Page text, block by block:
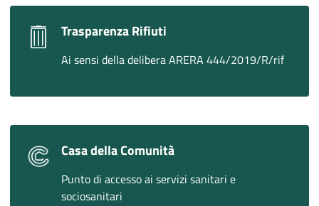
Trasparenza Rifiuti
Ai sensi della delibera ARERA 444/2019/R/rif
Casa della Comunità
Punto di accesso ai servizi sanitari e
sociosanitari